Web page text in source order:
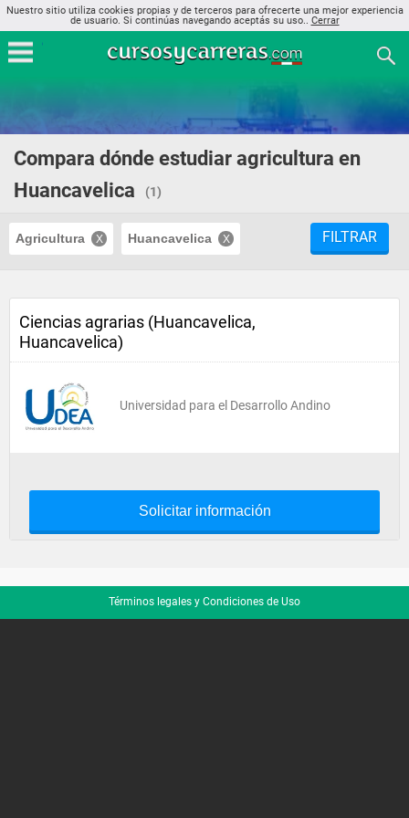
Nuestro sitio utiliza cookies propias y de terceros para ofrecerte una mejor experiencia
de usuario. Si continúas navegando aceptás su uso.. Cerrar
Compara dónde estudiar agricultura en
Huancavelica
(1)
Agricultura Huancavelica FILTRAR
Ciencias agrarias (Huancavelica,
Huancavelica)
Universidad para el Desarrollo Andino
Solicitar información
Términos legales y Condiciones de Uso